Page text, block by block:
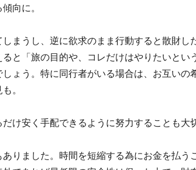
向に。
まうし、逆に欲求のまま行動すると散財し
と「旅の目的や、コレだけはやりたいとい
ょう。特に同行者がいる場合は、お互いの
。
け安く手配できるように努力することも大
りました。時間を短縮する為にお金を払う